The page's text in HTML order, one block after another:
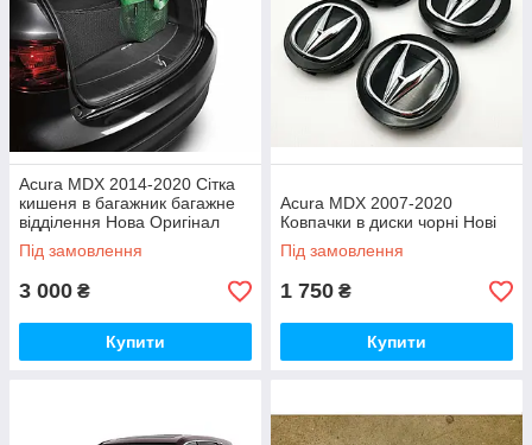
Acura MDX 2014-2020 Сітка
кишеня в багажник багажне
відділення Нова Оригінал
Під замовлення
3 000 ₴
Купити
Acura MDX 2007-2020
Ковпачки в диски чорні Нові
Під замовлення
1 750 ₴
Купити